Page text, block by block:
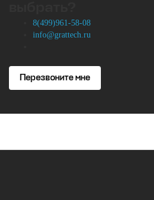
8(499)961-58-08
info@grattech.ru
Перезвоните мне